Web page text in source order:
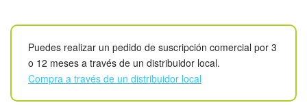
Empleados
Base de conocimientos
Puedes realizar un pedido de suscripción comercial por 3
o 12 meses a través de un distribuidor local.
Compra a través de un distribuidor local